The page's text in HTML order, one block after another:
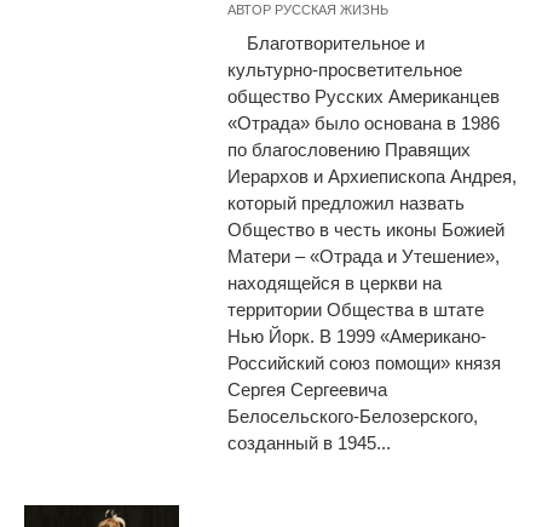
АВТОР РУССКАЯ ЖИЗНЬ
Благотворительное и
культурно-просветительное
общество Русских Американцев
«Отрада» было основана в 1986
по благословению Правящих
Иерархов и Архиепископа Андрея,
который предложил назвать
Общество в честь иконы Божией
Матери – «Отрада и Утешение»,
находящейся в церкви на
территории Общества в штате
Нью Йорк. В 1999 «Американо-
Российский союз помощи» князя
Сергея Сергеевича
Белосельского-Белозерского,
созданный в 1945...